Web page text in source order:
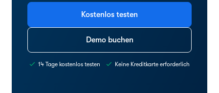
Kostenlos testen
Demo buchen
14 Tage kostenlos testen Keine Kreditkarte erforderlich